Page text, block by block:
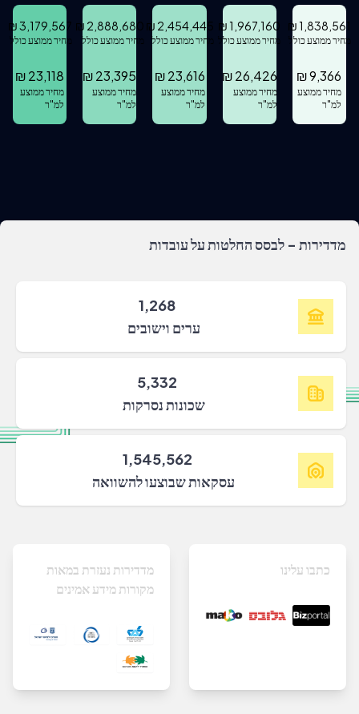
1,838,561
₪
מחיר ממוצע כולל
9,366
₪
מחיר ממוצע
למ"ר
1,967,160
₪
מחיר ממוצע כולל
26,426
₪
מחיר ממוצע
למ"ר
2,454,445
₪
מחיר ממוצע כולל
23,616
₪
מחיר ממוצע
למ"ר
2,888,680
₪
מחיר ממוצע כולל
23,395
₪
מחיר ממוצע
למ"ר
3,179,567
₪
מחיר ממוצע כולל
23,118
₪
מחיר ממוצע
למ"ר
מדדירות - לבסס החלטות על עובדות
1,268
ערים וישובים
5,332
שכונות נסרקות
1,545,562
עסקאות שבוצעו להשוואה
מדדירות נעזרת במאות
מקורות מידע אמינים
כתבו עלינו